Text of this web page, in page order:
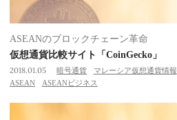
ASEANのブロックチェーン革命
仮想通貨比較サイト「CoinGecko」
2018.01.05 暗号通貨 マレーシア仮想通貨情報
ASEAN
ASEANビジネス